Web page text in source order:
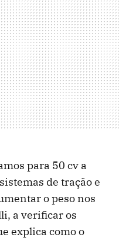
para 50 cv a
de tração e
o peso nos
a verificar os
explica como o